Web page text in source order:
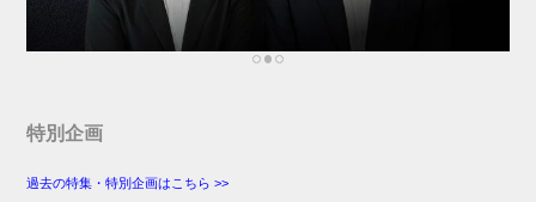
特別企画
過去の特集・特別企画はこちら >>